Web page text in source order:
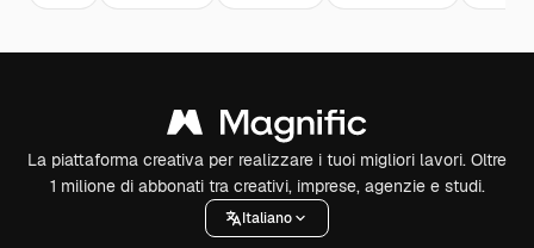
La piattaforma creativa per realizzare i tuoi migliori lavori. Oltre
1 milione di abbonati tra creativi, imprese, agenzie e studi.
Italiano